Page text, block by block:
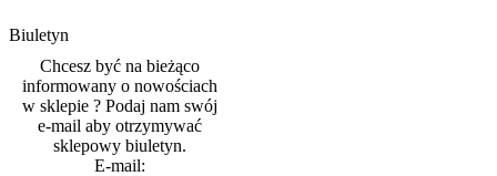
Biuletyn
Chcesz być na bieżąco
informowany o nowościach
w sklepie ? Podaj nam swój
e-mail aby otrzymywać
sklepowy biuletyn.
E-mail: